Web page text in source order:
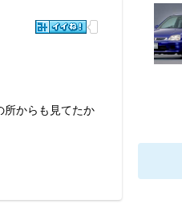
所からも見てたか